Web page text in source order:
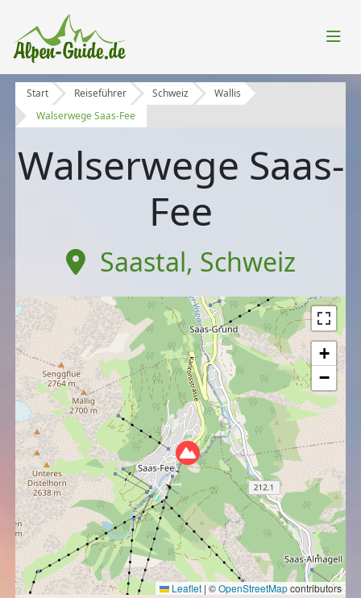
Start Reiseführer Schweiz
Wallis
Walserwege Saas-Fee
Walserwege Saas-
Fee
Saastal, Schweiz
+
−
Leaflet | ©OpenStreetMapcontributors